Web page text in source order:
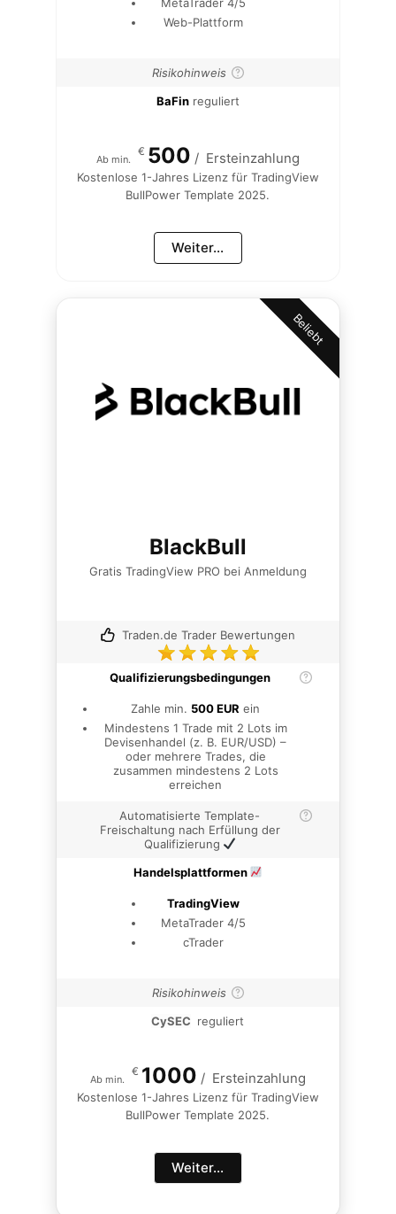
Web-Plattform
Risikohinweis
BaFinreguliert
Ab min.
€ 500 / Ersteinzahlung
Kostenlose 1-Jahres Lizenz für TradingView
BullPower Template 2025.
Weiter...
BlackBull
Gratis TradingView PRO bei Anmeldung
Traden.de Trader Bewertungen
Qualifizierungsbedingungen
Zahle min. 500 EUR ein
Mindestens 1 Trade mit 2 Lots im
Devisenhandel (z. B. EUR/USD) –
oder mehrere Trades, die
zusammen mindestens 2 Lots
erreichen
Automatisierte Template-
Freischaltung nach Erfüllung der
Qualifizierung
Handelsplattformen
TradingView
MetaTrader 4/5
cTrader
Risikohinweis
CySEC reguliert
Ab min.
€ 1000 / Ersteinzahlung
Kostenlose 1-Jahres Lizenz für TradingView
BullPower Template 2025.
Weiter...
Beliebt